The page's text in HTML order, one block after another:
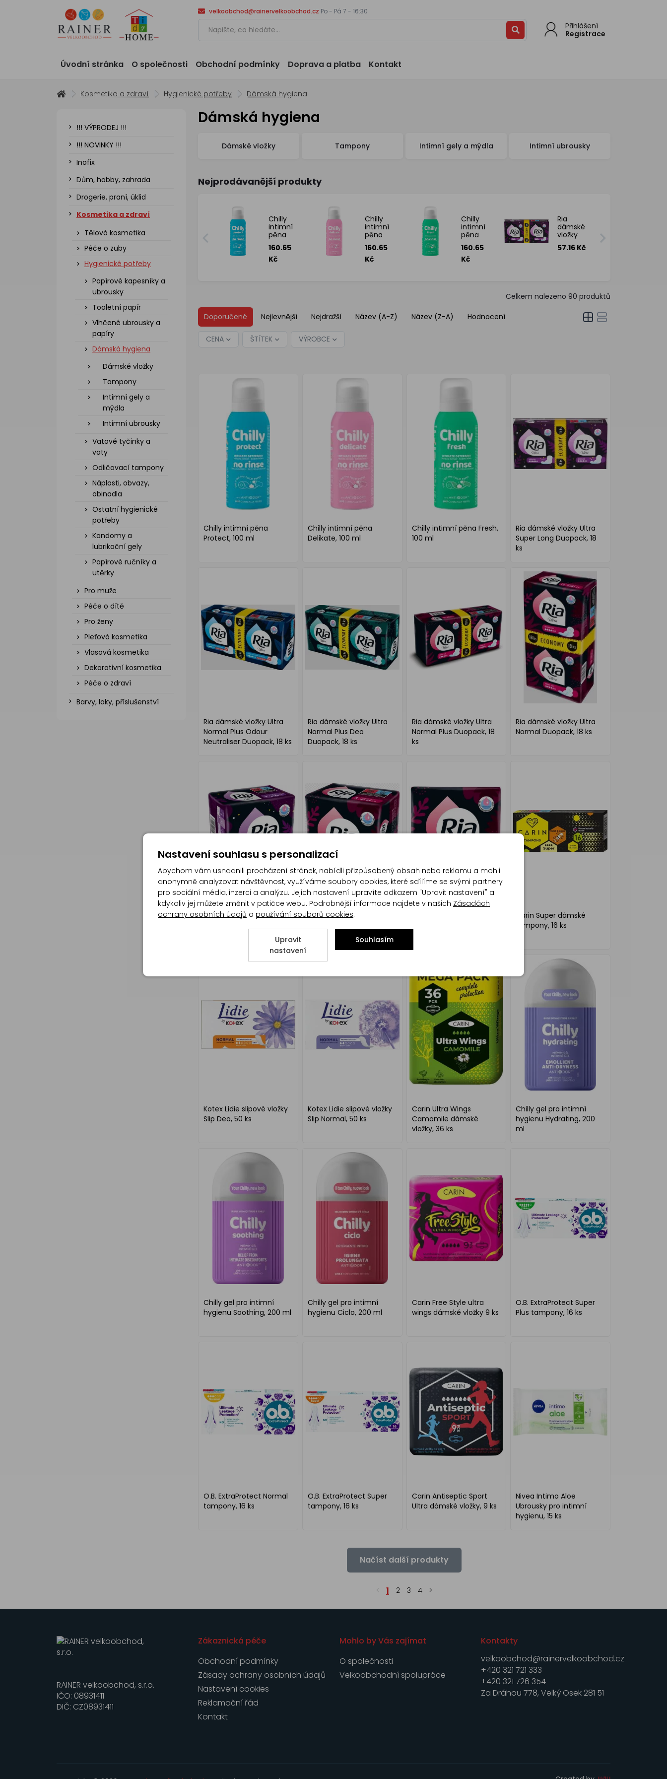
velkoobchod@rainervelkoobchod.cz Po - Pá 7 - 16:30
Přihlášení
Registrace
Úvodní stránka O společnosti Obchodní podmínky Doprava a platba Kontakt
Kosmetika a zdraví Hygienické potřeby Dámská hygiena
!!! VÝPRODEJ !!!
!!! NOVINKY !!!
Inofix
Dům, hobby, zahrada
Drogerie, praní, úklid
Kosmetika a zdraví
Tělová kosmetika
Péče o zuby
Hygienické potřeby
Papírové kapesníky a
ubrousky
Toaletní papír
Vlhčené ubrousky a
papíry
Dámská hygiena
Dámské vložky
Tampony
Intimní gely a
mýdla
Intimní ubrousky
Vatové tyčinky a
vaty
Odličovací tampony
Náplasti, obvazy,
obinadla
Ostatní hygienické
potřeby
Kondomy a
lubrikační gely
Papírové ručníky a
utěrky
Pro muže
Péče o dítě
Pro ženy
Pleťová kosmetika
Vlasová kosmetika
Dekorativní kosmetika
Péče o zdraví
Barvy, laky, příslušenství
Dámská hygiena
Dámské vložky Tampony Intimní gely a mýdla Intimní ubrousky
Nejprodávanější produkty
Chilly
intimní
pěna
Protect,
100 ml
160.65
Kč
Chilly
intimní
pěna
Delikate,
100 ml
160.65
Kč
Chilly
intimní
pěna
Fresh,
100 ml
160.65
Kč
Ria
dámské
vložky
Ultra
Super
57.16 Kč
Celkem nalezeno 90 produktů
Doporučené Nejlevnější Nejdražší Název (A-Z) Název (Z-A) Hodnocení
CENA ŠTÍTEK VÝROBCE
Chilly intimní pěna
Protect, 100 ml
Chilly intimní pěna
Delikate, 100 ml
Chilly intimní pěna Fresh,
100 ml
Ria dámské vložky Ultra
Super Long Duopack, 18
ks
Ria dámské vložky Ultra
Normal Plus Odour
Neutraliser Duopack, 18 ks
Ria dámské vložky Ultra
Normal Plus Deo
Duopack, 18 ks
Ria dámské vložky Ultra
Normal Plus Duopack, 18
ks
Ria dámské vložky Ultra
Normal Duopack, 18 ks
Ria dámské vložky Ultra
Ria dámské vložky Ultra
Neutraliser, 9 ks
Carin Super dámské
tampony, 16 ks
Kotex Lidie slipové vložky
Slip Deo, 50 ks
Kotex Lidie slipové vložky
Slip Normal, 50 ks
Carin Ultra Wings
Camomile dámské
vložky, 36 ks
Chilly gel pro intimní
hygienu Hydrating, 200
ml
Chilly gel pro intimní
hygienu Soothing, 200 ml
Chilly gel pro intimní
hygienu Ciclo, 200 ml
Carin Free Style ultra
wings dámské vložky 9 ks
O.B. ExtraProtect Super
Plus tampony, 16 ks
O.B. ExtraProtect Normal
tampony, 16 ks
O.B. ExtraProtect Super
tampony, 16 ks
Carin Antiseptic Sport
Ultra dámské vložky, 9 ks
Nivea Intimo Aloe
Ubrousky pro intimní
hygienu, 15 ks
Načíst další produkty
1 2 3 4
RAINER velkoobchod, s.r.o.
IČO: 08931411
DIČ: CZ08931411
Zákaznická péče
Obchodní podmínky
Zásady ochrany osobních údajů
Nastavení cookies
Reklamační řád
Kontakt
Mohlo by Vás zajímat
O společnosti
Velkoobchodní spolupráce
Kontakty
velkoobchod@rainervelkoobchod.cz
+420 321 721 333
+420 321 726 354
Za Dráhou 778, Velký Osek 281 51
Nastavení souhlasu s personalizací
Abychom vám usnadnili procházení stránek, nabídli přizpůsobený obsah nebo reklamu a mohli
anonymně analyzovat návštěvnost, využíváme soubory cookies, které sdílíme se svými partnery
pro sociální média, inzerci a analýzu. Jejich nastavení upravíte odkazem "Upravit nastavení" a
kdykoliv jej můžete změnit v patičce webu. Podrobnější informace najdete v našich Zásadách
ochrany osobních údajů a používání souborů cookies.
Upravit
nastavení
Souhlasím